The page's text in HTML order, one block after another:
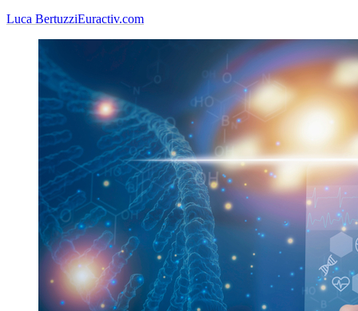
Luca BertuzziEuractiv.com